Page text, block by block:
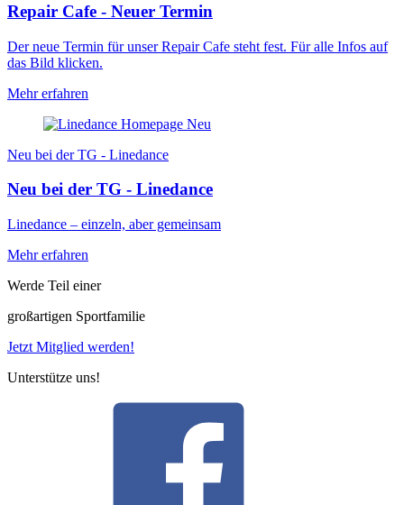
Repair Cafe - Neuer Termin
Der neue Termin für unser Repair Cafe steht fest. Für alle Infos auf
das Bild klicken.
Mehr erfahren
Neu bei der TG - Linedance
Neu bei der TG - Linedance
Linedance – einzeln, aber gemeinsam
Mehr erfahren
Werde Teil einer
großartigen Sportfamilie
Jetzt Mitglied werden!
Unterstütze uns!